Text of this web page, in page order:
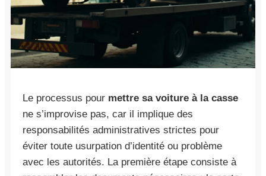
Le processus pour mettre sa voiture à la casse
ne s’improvise pas, car il implique des
responsabilités administratives strictes pour
éviter toute usurpation d’identité ou problème
avec les autorités. La première étape consiste à